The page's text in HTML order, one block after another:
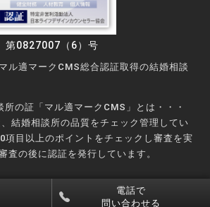
第0827007（6）号
ル適マークCMS総合認証取得の結婚相談
の証「マル適マークCMS」とは・・・
結婚相談所の品質をチェック管理してい
項目以上のポイントをチェックし審査を実
査の後に認証を発行しています。
Bridal Party All rights reserved.
電話で
問い合わせる